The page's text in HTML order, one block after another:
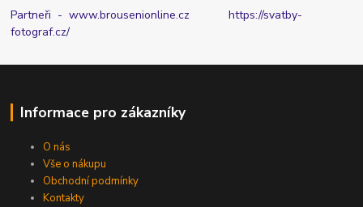
Partneři - www.brousenionline.czhttps://svatby-
fotograf.cz/
Informace pro zákazníky
O nás
Vše o nákupu
Obchodní podmínky
Kontakty